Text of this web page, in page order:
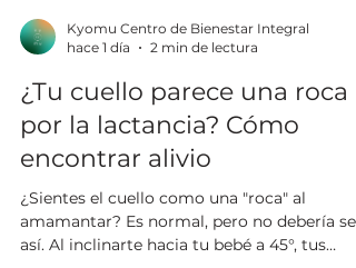
Kyomu Centro de Bienestar Integral
hace 1 día
2 min de lectura
¿Tu cuello parece una roca
por la lactancia? Cómo
encontrar alivio
¿Sientes el cuello como una "roca" al